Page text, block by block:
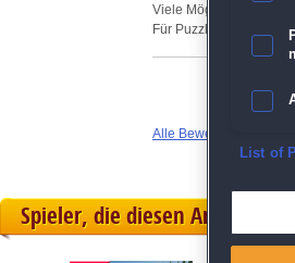
Viele Möglichkeiten
Für Puzzlespieler ein
Alle Bewertungen
Spieler, die diesen Artikel
List of